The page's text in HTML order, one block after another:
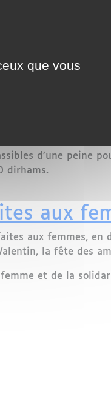
amende
au Maroc, six
avancées.
d’une peine
dirhams.
aux
aux femmes, en
la fête des
et de la
que vous